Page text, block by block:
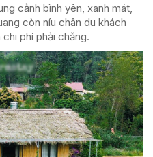
cảnh bình yên, xanh mát,
còn níu chân du khách
phí phải chăng.